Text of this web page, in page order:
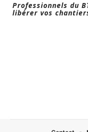
Professionnels du
libérer vos